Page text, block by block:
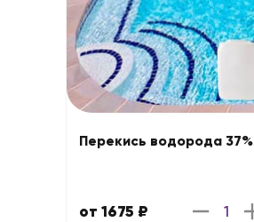
Перекись водорода 37%
от 1675 ₽